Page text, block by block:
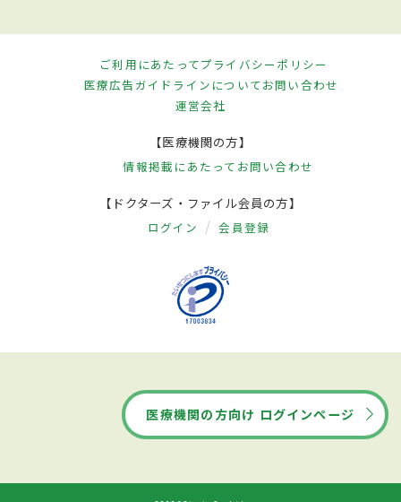
ご利用にあたってプライバシーポリシー
医療広告ガイドラインについてお問い合わせ
運営会社
【医療機関の方】
情報掲載にあたって お問い合わせ
【ドクターズ・ファイル会員の方】
ログイン 会員登録
医療機関の方向け ログインページ